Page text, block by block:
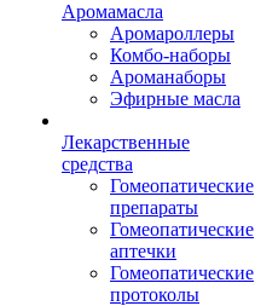
Аромамасла
Аромароллеры
Комбо-наборы
Ароманаборы
Эфирные масла
Лекарственные
средства
Гомеопатические
препараты
Гомеопатические
аптечки
Гомеопатические
протоколы